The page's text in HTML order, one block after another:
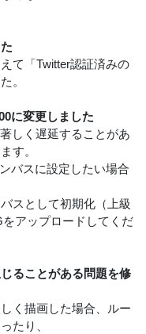
て「Twitter認証済みの
。
に変更しました
しく遅延することがあ
す。
バスに設定したい場合
スとして初期化（上級
アップロードしてくだ
ることがある問題を修
く描画した場合、ルー
たり、